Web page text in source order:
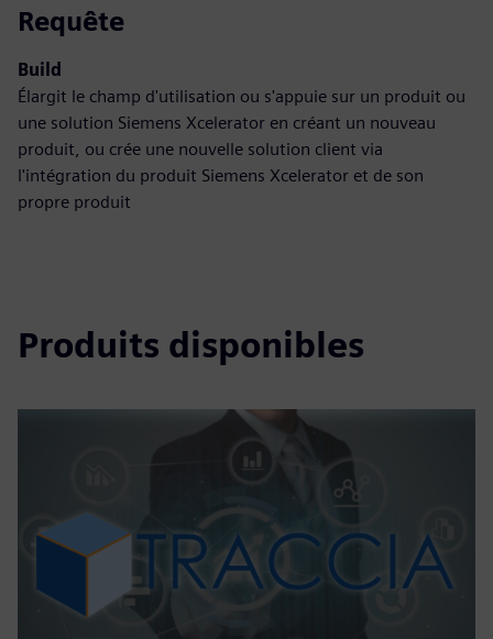
Requête
Build
Élargit le champ d'utilisation ou s'appuie sur un produit ou
une solution Siemens Xcelerator en créant un nouveau
produit, ou crée une nouvelle solution client via
l'intégration du produit Siemens Xcelerator et de son
propre produit
Produits disponibles